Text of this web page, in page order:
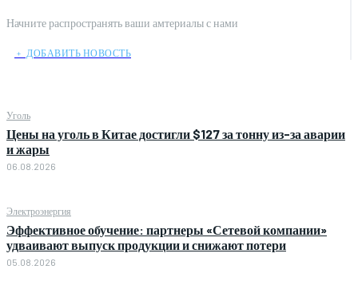
Начните распространять ваши амтериалы с нами
﹢ ДОБАВИТЬ НОВОСТЬ
Уголь
Цены на уголь в Китае достигли $127 за тонну из-за аварии
и жары
06.08.2026
Электроэнергия
Эффективное обучение: партнеры «Сетевой компании»
удваивают выпуск продукции и снижают потери
05.08.2026